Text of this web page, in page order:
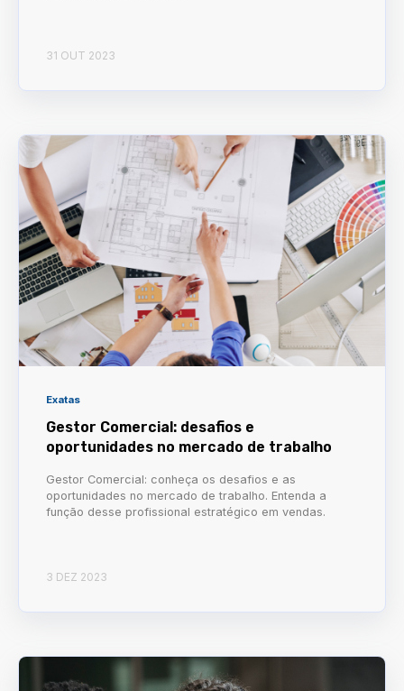
31 OUT 2023
Exatas
Gestor Comercial: desafios e
oportunidades no mercado de trabalho
Gestor Comercial: conheça os desafios e as
oportunidades no mercado de trabalho. Entenda a
função desse profissional estratégico em vendas.
3 DEZ 2023